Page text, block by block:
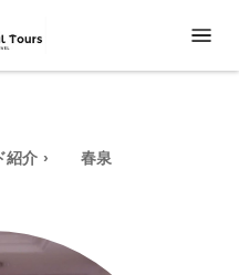
紹介 春泉